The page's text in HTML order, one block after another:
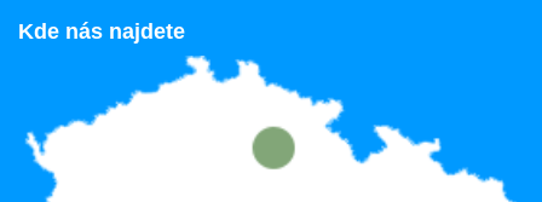
Kde nás najdete